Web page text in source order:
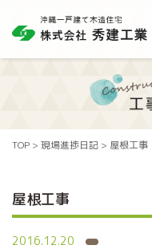
TOP > 現場進捗日記 > 屋根工事
屋根工事
2016.12.20